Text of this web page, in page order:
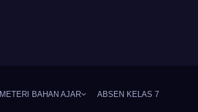
METERI BAHAN AJAR ABSEN KELAS 7